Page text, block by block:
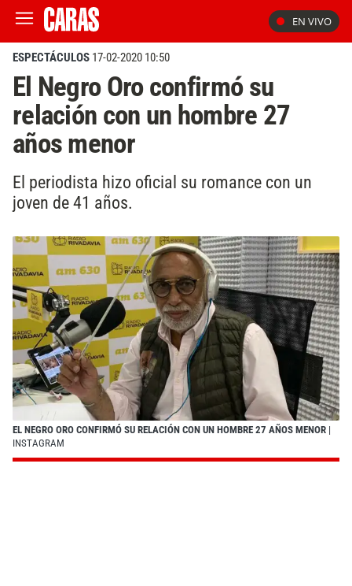
EN VIVO
ESPECTÁCULOS 17-02-2020 10:50
El Negro Oro confirmó su
relación con un hombre 27
años menor
El periodista hizo oficial su romance con un
joven de 41 años.
EL NEGRO ORO CONFIRMÓ SU RELACIÓN CON UN HOMBRE 27 AÑOS MENOR |
INSTAGRAM